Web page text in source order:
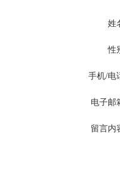
姓
性
手机/电
电子邮
留言内